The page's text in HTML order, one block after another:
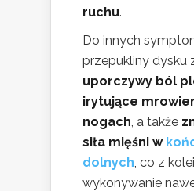
ruchu.
Do innych
przepukliny dysku
uporczywy ból
irytujące
nogach , a także
siła mięśni w
dolnych , co z
wykonywanie